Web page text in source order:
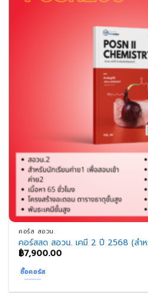
คอร์ส สอวน.
คอร์สสด สอวน. เคมี 2 ปี 2568 (สำห
฿7,900.00
ซื้อคอร์ส